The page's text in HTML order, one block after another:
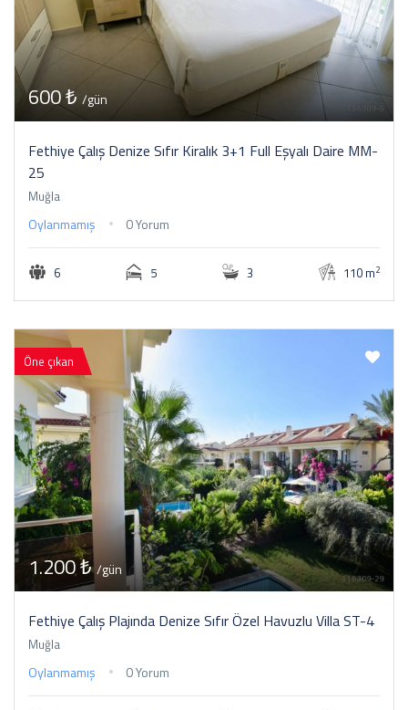
600 ₺/gün
Fethiye Çalış Denize Sıfır Kiralık 3+1 Full Eşyalı Daire MM-
25
Muğla
Oylanmamış 0 Yorum
6 5 3 110 m2
Öne çıkan
1.200 ₺/gün
Fethiye Çalış Plajında Denize Sıfır Özel Havuzlu Villa ST-4
Muğla
Oylanmamış 0 Yorum